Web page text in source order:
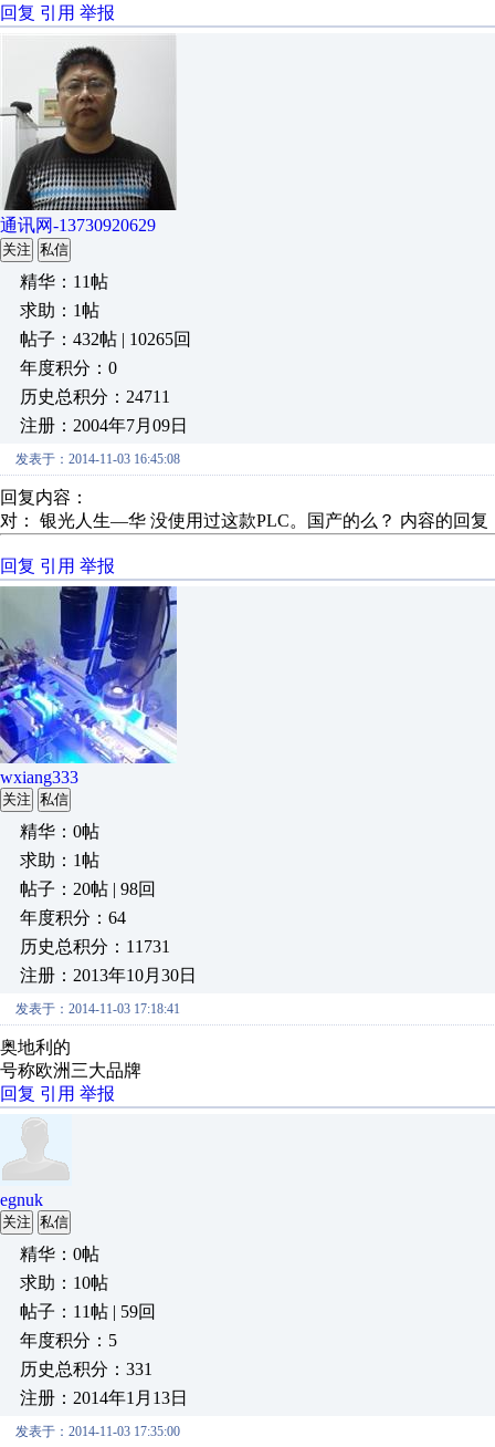
回复 引用 举报
通讯网-13730920629
关注 私信
精华：11帖
求助：1帖
帖子：432帖 | 10265回
年度积分：0
历史总积分：24711
注册：2004年7月09日
发表于：2014-11-03 16:45:08
回复内容：
对： 银光人生—华 没使用过这款PLC。国产的么？ 内容的回复
回复 引用 举报
wxiang333
关注 私信
精华：0帖
求助：1帖
帖子：20帖 | 98回
年度积分：64
历史总积分：11731
注册：2013年10月30日
发表于：2014-11-03 17:18:41
奥地利的
号称欧洲三大品牌
回复 引用 举报
egnuk
关注 私信
精华：0帖
求助：10帖
帖子：11帖 | 59回
年度积分：5
历史总积分：331
注册：2014年1月13日
发表于：2014-11-03 17:35:00